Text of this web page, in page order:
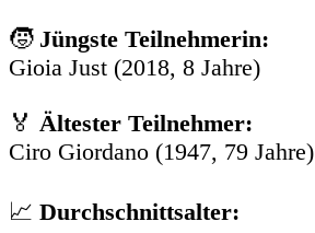
🧒 Jüngste Teilnehmerin:
Gioia Just (2018, 8 Jahre)
🏅 Ältester Teilnehmer:
Ciro Giordano (1947, 79 Jahre)
📈 Durchschnittsalter: